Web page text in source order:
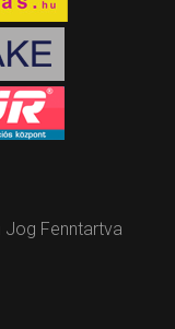
Fenntartva